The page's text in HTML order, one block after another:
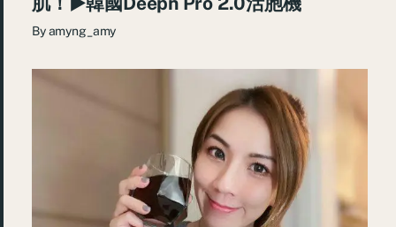
Byamyng_amy